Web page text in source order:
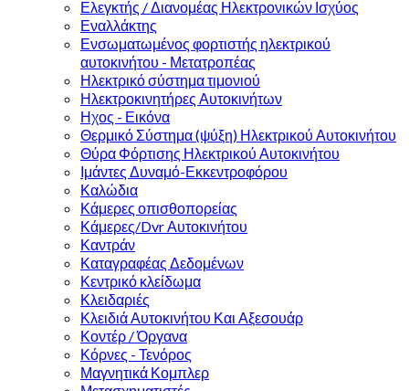
Ελεγκτής / Διανομέας Ηλεκτρονικών Ισχύος
Εναλλάκτης
Ενσωματωμένος φορτιστής ηλεκτρικού
αυτοκινήτου - Μετατροπέας
Ηλεκτρικό σύστημα τιμονιού
Ηλεκτροκινητήρες Αυτοκινήτων
Ηχος - Εικόνα
Θερμικό Σύστημα (ψύξη) Ηλεκτρικού Αυτοκινήτου
Θύρα Φόρτισης Ηλεκτρικού Αυτοκινήτου
Ιμάντες Δυναμό-Εκκεντροφόρου
Καλώδια
Κάμερες οπισθοπορείας
Κάμερες/Dvr Αυτοκινήτου
Καντράν
Καταγραφέας Δεδομένων
Κεντρικό κλείδωμα
Κλειδαριές
Κλειδιά Αυτοκινήτου Και Αξεσουάρ
Κοντέρ / Όργανα
Κόρνες - Τενόρος
Μαγνητικά Κομπλερ